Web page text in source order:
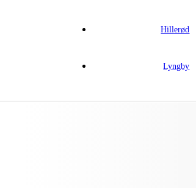
Hillerød
Lyngby